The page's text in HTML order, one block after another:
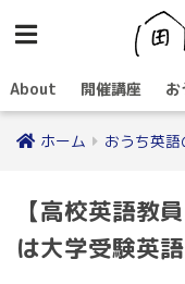
About 開催講座 お
ホーム おうち英
【高校英語教
は大学受験英